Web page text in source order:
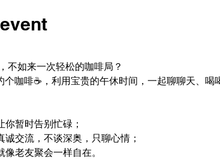
不如来一次轻松的咖啡局？
咖啡☕️，利用宝贵的午休时间，一起聊聊天、喝
你暂时告别忙碌；
诚交流，不谈深奥，只聊心情；
老友聚会一样自在。